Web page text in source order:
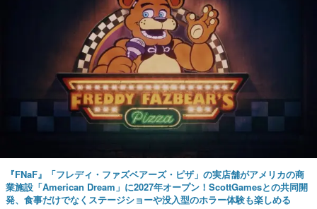
『FNaF』「フレディ・ファズベアーズ・ピザ」の実店舗がアメリカの商
業施設「American Dream」に2027年オープン！ScottGamesとの共同開
発、食事だけでなくステージショーや没入型のホラー体験も楽しめる